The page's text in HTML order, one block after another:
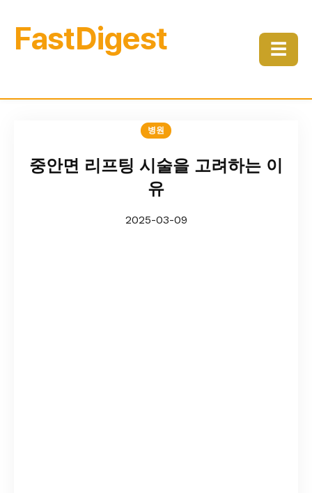
FastDigest ☰
병원
중안면 리프팅 시술을 고려하는 이
유
2025-03-09